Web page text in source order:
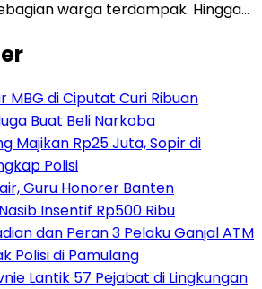
warga terdampak. Hingga…
MBG di Ciputat Curi Ribuan
Buat Beli Narkoba
Majikan Rp25 Juta, Sopir di
Polisi
Guru Honorer Banten
Insentif Rp500 Ribu
dan Peran 3 Pelaku Ganjal ATM
Polisi di Pamulang
Lantik 57 Pejabat di Lingkungan